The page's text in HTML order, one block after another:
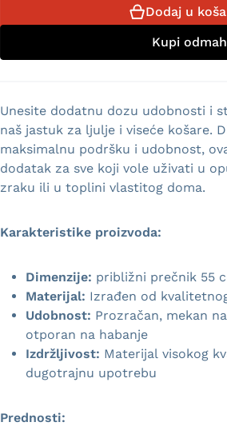
Dodaj u
Kupi odmah
Unesite dodatnu dozu udobnosti i
naš jastuk za ljulje i viseće košare.
maksimalnu podršku i udobnost,
dodatak za sve koji vole uživati u
zraku ili u toplini vlastitog doma.
Karakteristike proizvoda:
Dimenzije: približni prečnik 55
Materijal: Izrađen od
Udobnost: Prozračan, mekan
otporan na habanje
Izdržljivost: Materijal visokog
dugotrajnu upotrebu
Prednosti: